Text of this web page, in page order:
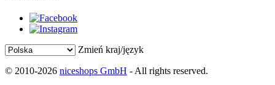
Zmień kraj/język
© 2010-2026 niceshops GmbH - All rights reserved.